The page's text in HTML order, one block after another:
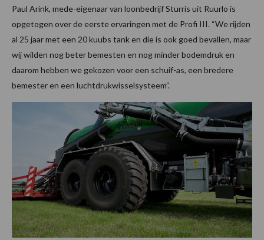
Paul Arink, mede-eigenaar van loonbedrijf Sturris uit Ruurlo is
opgetogen over de eerste ervaringen met de Profi III. “We rijden
al 25 jaar met een 20 kuubs tank en die is ook goed bevallen, maar
wij wilden nog beter bemesten en nog minder bodemdruk en
daarom hebben we gekozen voor een schuif-as, een bredere
bemester en een luchtdrukwisselsysteem”.